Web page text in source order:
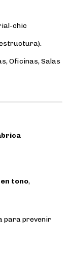
chic
Oficinas, Salas
tono,
para prevenir